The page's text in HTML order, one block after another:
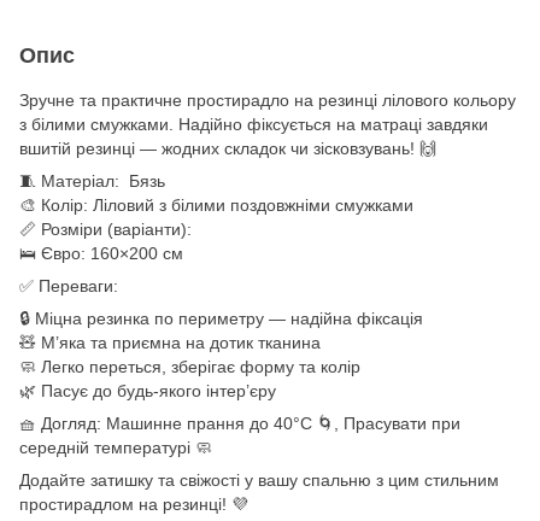
Опис
Зручне та практичне простирадло на резинці лілового кольору
з білими смужками. Надійно фіксується на матраці завдяки
вшитій резинці — жодних складок чи зісковзувань! 🙌
🧵 Матеріал: Бязь
🎨 Колір: Ліловий з білими поздовжніми смужками
📏 Розміри (варіанти):
🛌 Євро: 160×200 см
✅ Переваги:
🔒 Міцна резинка по периметру — надійна фіксація
🧸 М’яка та приємна на дотик тканина
🧼 Легко переться, зберігає форму та колір
🌿 Пасує до будь-якого інтер’єру
🧺 Догляд: Машинне прання до 40°C 🌀, Прасувати при
середній температурі 🧼
Додайте затишку та свіжості у вашу спальню з цим стильним
простирадлом на резинці! 💜